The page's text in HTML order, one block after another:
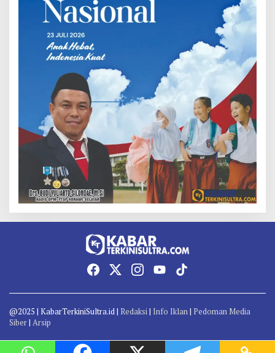
@2025 | KabarTerkiniSultra.id | Redaksi| Info Iklan| Pedoman Media
Siber| Arsip